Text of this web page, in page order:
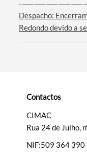
Categorias
Despacho:
Redondo devido a
Contactos
CIMAC
Rua 24 de Julho,
NIF:509 364 390